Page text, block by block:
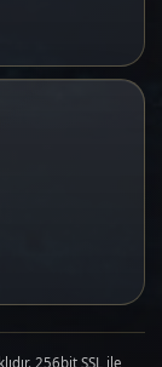
256bit SSL ile